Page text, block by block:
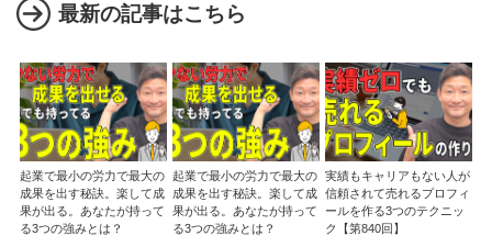
最新の記事はこちら
起業で最小の労力で最大の
成果を出す秘訣。楽して成
果が出る。あなたが持って
る3つの強みとは？
起業で最小の労力で最大の
成果を出す秘訣。楽して成
果が出る。あなたが持って
る3つの強みとは？
実績もキャリアもない人が
信頼されて売れるプロフィ
ールを作る3つのテクニッ
ク【第840回】